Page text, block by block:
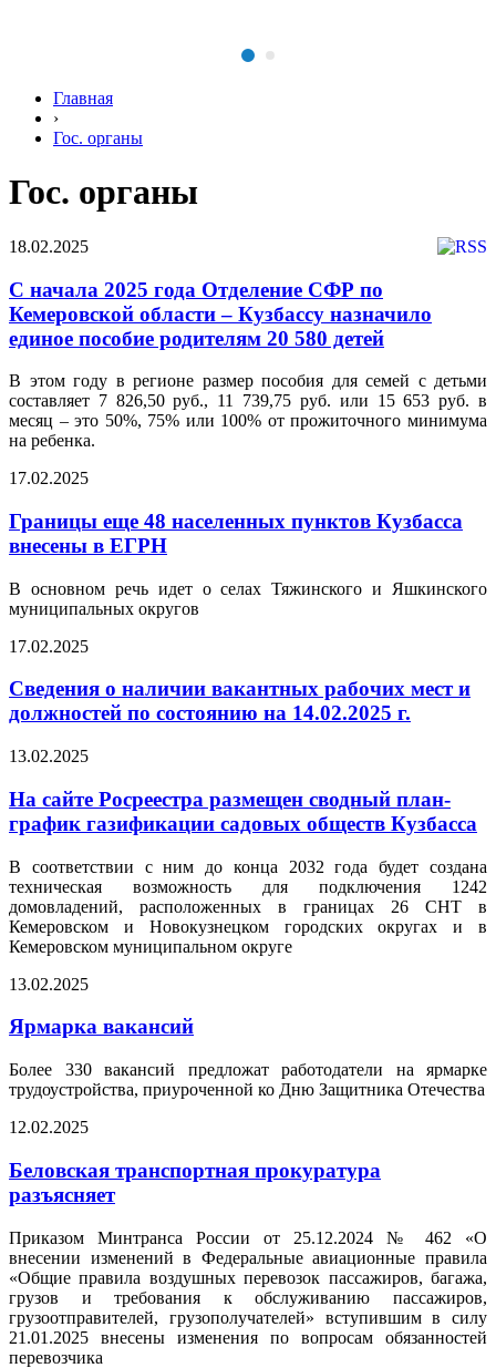
Главная
›
Гос. органы
Гос. органы
18.02.2025
С начала 2025 года Отделение СФР по
Кемеровской области – Кузбассу назначило
единое пособие родителям 20 580 детей
В этом году в регионе размер пособия для семей с детьми
составляет 7 826,50 руб., 11 739,75 руб. или 15 653 руб. в
месяц – это 50%, 75% или 100% от прожиточного минимума
на ребенка.
17.02.2025
Границы еще 48 населенных пунктов Кузбасса
внесены в ЕГРН
В основном речь идет о селах Тяжинского и Яшкинского
муниципальных округов
17.02.2025
Сведения о наличии вакантных рабочих мест и
должностей по состоянию на 14.02.2025 г.
13.02.2025
На сайте Росреестра размещен сводный план-
график газификации садовых обществ Кузбасса
В соответствии с ним до конца 2032 года будет создана
техническая возможность для подключения 1242
домовладений, расположенных в границах 26 СНТ в
Кемеровском и Новокузнецком городских округах и в
Кемеровском муниципальном округе
13.02.2025
Ярмарка вакансий
Более 330 вакансий предложат работодатели на ярмарке
трудоустройства, приуроченной ко Дню Защитника Отечества
12.02.2025
Беловская транспортная прокуратура
разъясняет
Приказом Минтранса России от 25.12.2024 № 462 «О
внесении изменений в Федеральные авиационные правила
«Общие правила воздушных перевозок пассажиров, багажа,
грузов и требования к обслуживанию пассажиров,
грузоотправителей, грузополучателей» вступившим в силу
21.01.2025 внесены изменения по вопросам обязанностей
перевозчика